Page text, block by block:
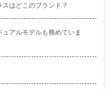
はどこのブランド？
アルモデルも務めていま